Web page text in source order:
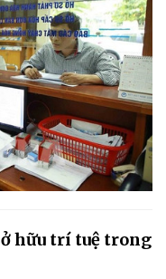
hữu trí tuệ trong